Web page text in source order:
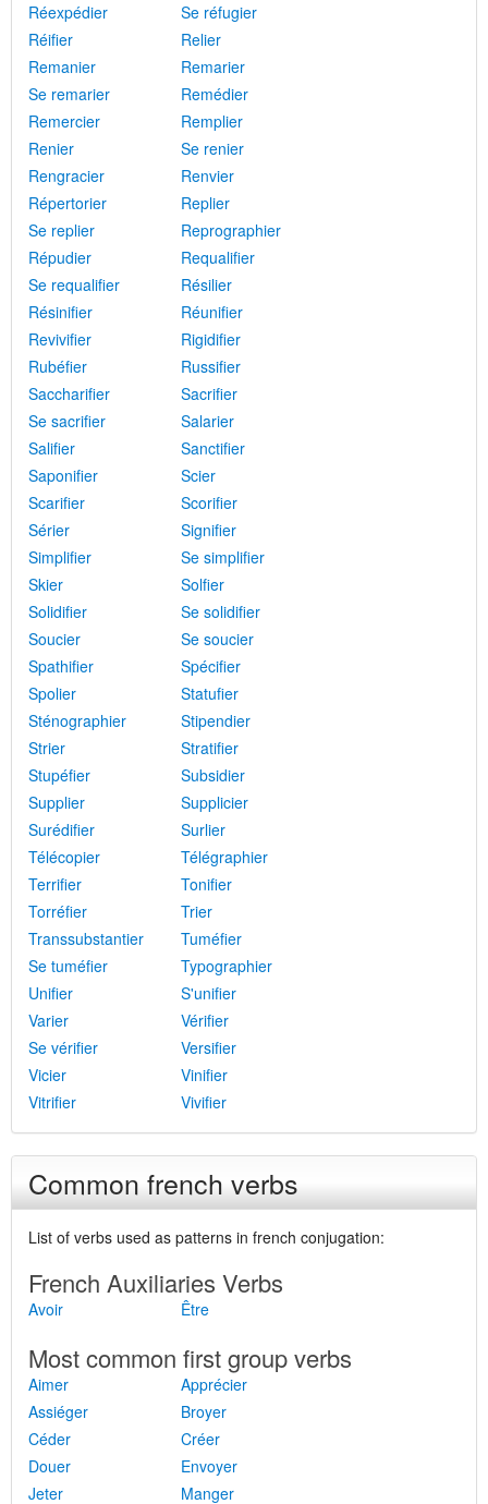
Réexpédier
Se réfugier
Réifier
Relier
Remanier
Remarier
Se remarier
Remédier
Remercier
Remplier
Renier
Se renier
Rengracier
Renvier
Répertorier
Replier
Se replier
Reprographier
Répudier
Requalifier
Se requalifier
Résilier
Résinifier
Réunifier
Revivifier
Rigidifier
Rubéfier
Russifier
Saccharifier
Sacrifier
Se sacrifier
Salarier
Salifier
Sanctifier
Saponifier
Scier
Scarifier
Scorifier
Sérier
Signifier
Simplifier
Se simplifier
Skier
Solfier
Solidifier
Se solidifier
Soucier
Se soucier
Spathifier
Spécifier
Spolier
Statufier
Sténographier
Stipendier
Strier
Stratifier
Stupéfier
Subsidier
Supplier
Supplicier
Surédifier
Surlier
Télécopier
Télégraphier
Terrifier
Tonifier
Torréfier
Trier
Transsubstantier
Tuméfier
Se tuméfier
Typographier
Unifier
S'unifier
Varier
Vérifier
Se vérifier
Versifier
Vicier
Vinifier
Vitrifier
Vivifier
Common french verbs
List of verbs used as patterns in french conjugation:
French Auxiliaries Verbs
Avoir Être
Most common first group verbs
Aimer
Apprécier
Assiéger
Broyer
Céder
Créer
Douer
Envoyer
Jeter
Manger